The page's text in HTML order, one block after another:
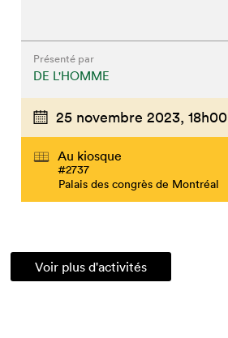
Présenté par
DE L'HOMME
25 novembre 2023, 18h00
Au kiosque
#2737
Palais des congrès de Montréal
Voir plus d'activités